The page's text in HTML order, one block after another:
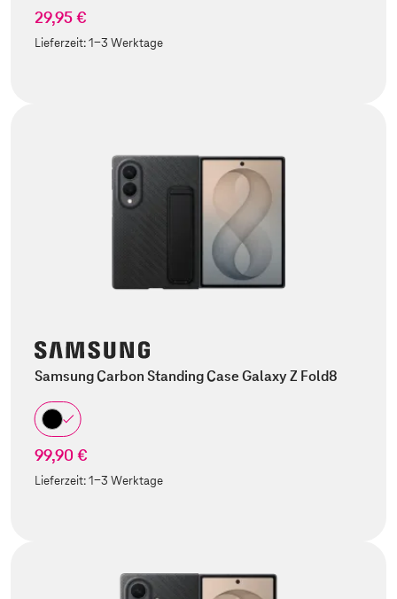
29,95 €
Lieferzeit:1-3 Werktage
Samsung Carbon Standing Case Galaxy Z Fold8
99,90 €
Lieferzeit:1-3 Werktage